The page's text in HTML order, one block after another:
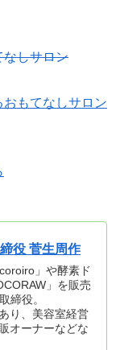
なしサロン
もてなしサロン
役 菅生周作
」や酵素ド
」を販売
締役。
り、美容室経営
オーナーなどな